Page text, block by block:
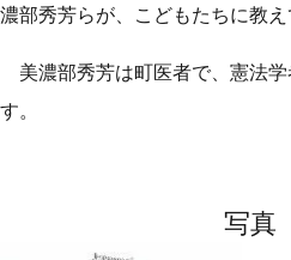
濃部秀芳らが、こどもたちに教え
美濃部秀芳は町医者で、憲法
す。
写真